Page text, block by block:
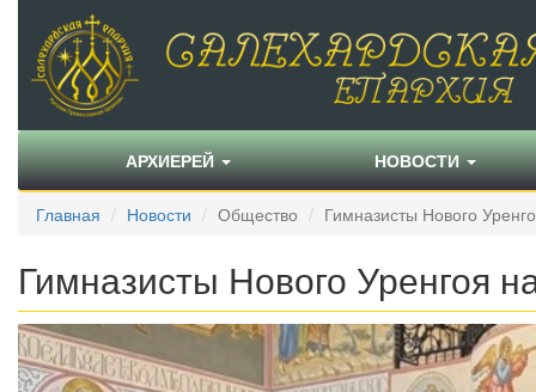
АРХИЕРЕЙ НОВОСТИ
Главная Новости Общество Гимназисты Нового
Гимназисты Нового Уренгоя